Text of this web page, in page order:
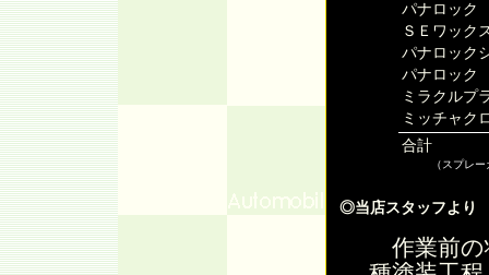
パナロック
ＳＥワック
パナロック
パナロック
ミラクルプ
ミッチャク
合計
（スプレ
◎当店スタッフより
作業前の